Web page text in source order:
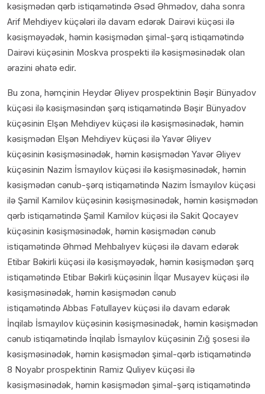
kəsişmədən qərb istiqamətində Əsəd Əhmədov, daha sonra
Arif Mehdiyev küçələri ilə davam edərək Dairəvi küçəsi ilə
kəsişməyədək, həmin kəsişmədən şimal-şərq istiqamətində
Dairəvi küçəsinin Moskva prospekti ilə kəsişməsinədək olan
ərazini əhatə edir.
Bu zona, həmçinin Heydər Əliyev prospektinin Bəşir Bünyadov
küçəsi ilə kəsişməsindən şərq istiqamətində Bəşir Bünyadov
küçəsinin Elşən Mehdiyev küçəsi ilə kəsişməsinədək, həmin
kəsişmədən Elşən Mehdiyev küçəsi ilə Yavər Əliyev
küçəsinin kəsişməsinədək, həmin kəsişmədən Yavər Əliyev
küçəsinin Nazim İsmayılov küçəsi ilə kəsişməsinədək, həmin
kəsişmədən cənub-şərq istiqamətində Nazim İsmayılov küçəsi
ilə Şamil Kamilov küçəsinin kəsişməsinədək, həmin kəsişmədən
qərb istiqamətində Şamil Kamilov küçəsi ilə Sakit Qocayev
küçəsinin kəsişməsinədək, həmin kəsişmədən cənub
istiqamətində Əhməd Mehbalıyev küçəsi ilə davam edərək
Etibar Bəkirli küçəsi ilə kəsişməyədək, həmin kəsişmədən şərq
istiqamətində Etibar Bəkirli küçəsinin İlqar Musayev küçəsi ilə
kəsişməsinədək, həmin kəsişmədən cənub
istiqamətində Abbas Fətullayev küçəsi ilə davam edərək
İnqilab İsmayılov küçəsinin kəsişməsinədək, həmin kəsişmədən
cənub istiqamətində İnqilab İsmayılov küçəsinin Zığ şosesi ilə
kəsişməsinədək, həmin kəsişmədən şimal-qərb istiqamətində
8 Noyabr prospektinin Ramiz Quliyev küçəsi ilə
kəsişməsinədək, həmin kəsişmədən şimal-şərq istiqamətində